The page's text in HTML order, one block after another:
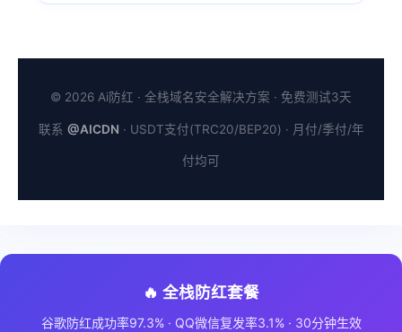
© 2026 Ai防红 · 全栈域名安全解决方案 · 免费测试3天
联系 @AICDN · USDT支付(TRC20/BEP20) · 月付/季付/年
付均可
🔥 全栈防红套餐
谷歌防红成功率97.3% · QQ微信复发率3.1% · 30分钟生效